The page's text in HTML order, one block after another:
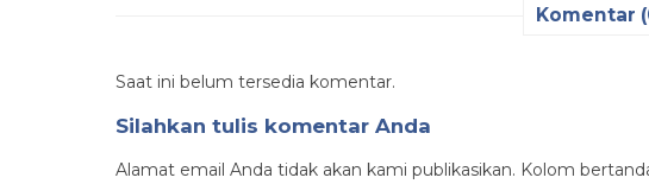
Komentar
Saat ini belum tersedia komentar.
Silahkan tulis komentar Anda
Alamat email Anda tidak akan kami publikasikan. Kolom